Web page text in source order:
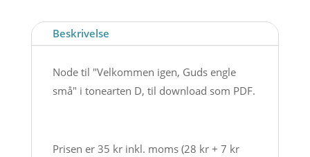
Node
til
download
antal
Beskrivelse
Node til "Velkommen igen, Guds engle
små" i tonearten D, til download som PDF.
Prisen er 35 kr inkl. moms (28 kr + 7 kr